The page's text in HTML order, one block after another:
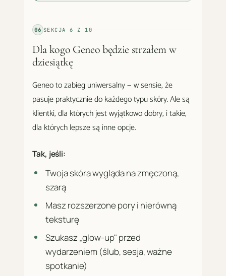
06 SEKCJA6 Z 10
Dla kogo Geneo będzie strzałem w
dziesiątkę
Geneo to zabieg uniwersalny — w sensie, że
pasuje praktycznie do każdego typu skóry. Ale są
klientki, dla których jest wyjątkowo dobry, i takie,
dla których lepsze są inne opcje.
Tak, jeśli:
Twoja skóra wygląda na zmęczoną,
szarą
Masz rozszerzone pory i nierówną
teksturę
Szukasz „glow-up" przed
wydarzeniem (ślub, sesja, ważne
spotkanie)